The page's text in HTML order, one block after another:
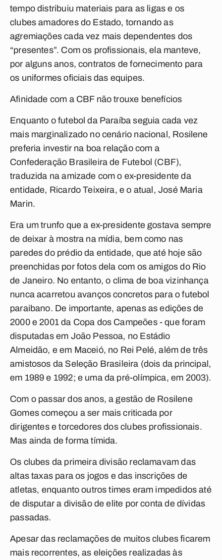
tempo distribuiu materiais para as ligas e os
clubes amadores do Estado, tornando as
agremiações cada vez mais dependentes dos
“presentes”. Com os profissionais, ela manteve,
por alguns anos, contratos de fornecimento para
os uniformes oficiais das equipes.
Afinidade com a CBF não trouxe benefícios
Enquanto o futebol da Paraíba seguia cada vez
mais marginalizado no cenário nacional, Rosilene
preferia investir na boa relação com a
Confederação Brasileira de Futebol (CBF),
traduzida na amizade com o ex-presidente da
entidade, Ricardo Teixeira, e o atual, José Maria
Marin.
Era um trunfo que a ex-presidente gostava sempre
de deixar à mostra na mídia, bem como nas
paredes do prédio da entidade, que até hoje são
preenchidas por fotos dela com os amigos do Rio
de Janeiro. No entanto, o clima de boa vizinhança
nunca acarretou avanços concretos para o futebol
paraibano. De importante, apenas as edições de
2000 e 2001 da Copa dos Campeões - que foram
disputadas em João Pessoa, no Estádio
Almeidão, e em Maceió, no Rei Pelé, além de três
amistosos da Seleção Brasileira (dois da principal,
em 1989 e 1992; e uma da pré-olímpica, em 2003).
Com o passar dos anos, a gestão de Rosilene
Gomes começou a ser mais criticada por
dirigentes e torcedores dos clubes profissionais.
Mas ainda de forma tímida.
Os clubes da primeira divisão reclamavam das
altas taxas para os jogos e das inscrições de
atletas, enquanto outros times eram impedidos até
de disputar a divisão de elite por conta de dívidas
passadas.
Apesar das reclamações de muitos clubes ficarem
mais recorrentes, as eleições realizadas às